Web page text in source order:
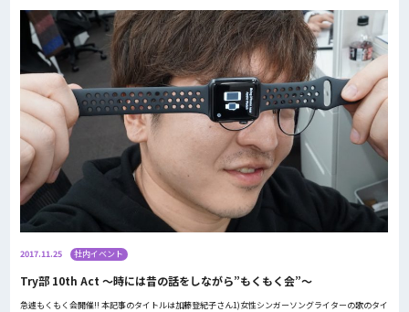
2017.11.25 社内イベント
Try部 10th Act 〜時には昔の話をしながら”もくもく会”〜
急遽もくもく会開催!! 本記事のタイトルは加藤登紀子さん1)女性シンガーソングライターの歌のタイ